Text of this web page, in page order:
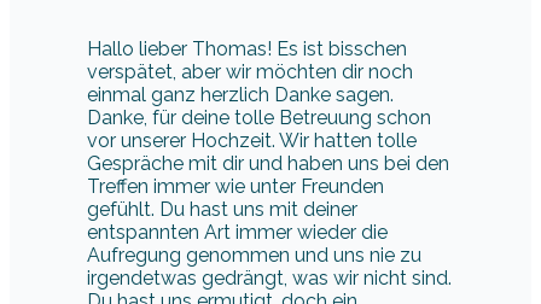
Hallo lieber Thomas! Es ist bisschen
verspätet, aber wir möchten dir noch
einmal ganz herzlich Danke sagen.
Danke, für deine tolle Betreuung schon
vor unserer Hochzeit. Wir hatten tolle
Gespräche mit dir und haben uns bei den
Treffen immer wie unter Freunden
gefühlt. Du hast uns mit deiner
entspannten Art immer wieder die
Aufregung genommen und uns nie zu
irgendetwas gedrängt, was wir nicht sind.